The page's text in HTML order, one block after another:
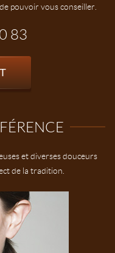
pouvoir vous conseiller.
83
et diverses douceurs
de la tradition.